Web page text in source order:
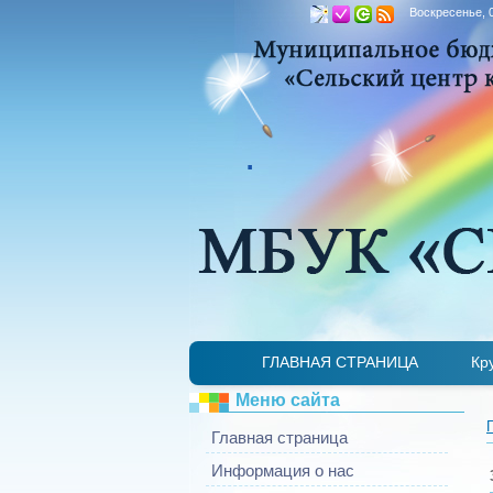
Воскресенье,
.
ГЛАВНАЯ СТРАНИЦА
Меню сайта
Главная страница
Информация о нас